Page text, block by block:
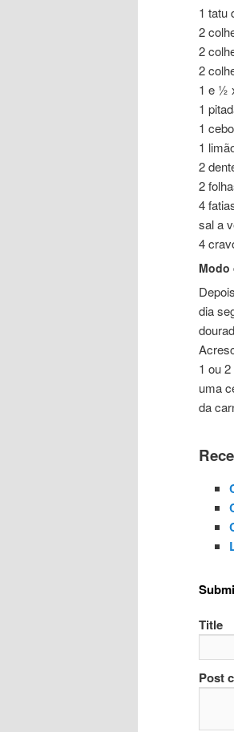
1 tatu
2
2
2
1 e ½
1
1
1
2
2
4
sal a
4
Modo
dia
1 ou
uma
da
Title
Post